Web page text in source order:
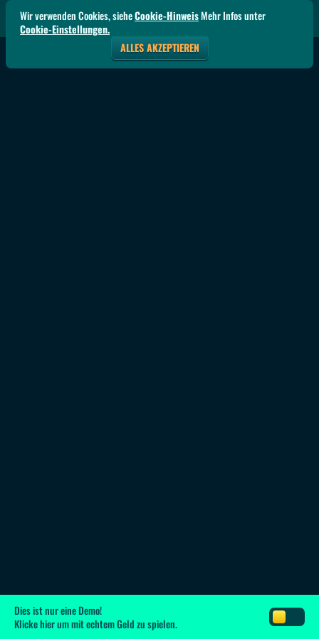
Dies ist nur eine Demo!
Klicke hierum mit echtem Geld zu spielen.
Wir verwenden Cookies, sieheCookie-HinweisMehr Infos unter
Cookie-Einstellungen.
ALLES AKZEPTIEREN